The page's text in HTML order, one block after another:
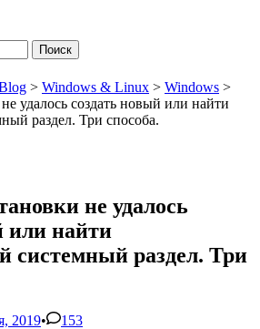
> Windows & Linux > Windows >
удалось создать новый или найти
раздел. Три способа.
не удалось
или найти
системный раздел. Три
2019•
153